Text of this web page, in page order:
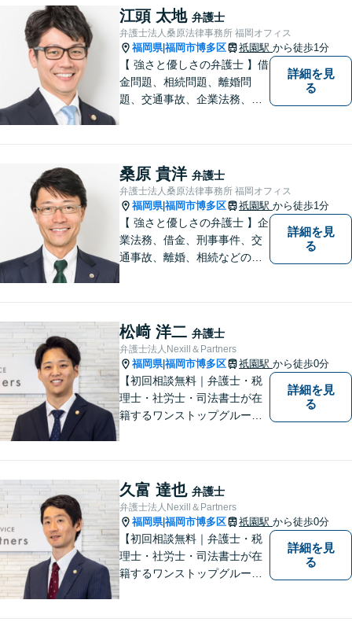
なリーガルサービスを提供い
たします。
江頭 太地 弁護士
弁護士法人桑原法律事務所 福岡オフィス
福岡県|福岡市博多区 祇園駅 から徒歩1分
【 強さと優しさの弁護士 】借
金問題、相続問題、離婚問
題、交通事故、企業法務、刑
よる迅速で最適なリーガルサ
ービスを提供いたします。
詳細を見
る
桑原 貴洋 弁護士
弁護士法人桑原法律事務所 福岡オフィス
福岡県|福岡市博多区 祇園駅 から徒歩1分
【 強さと優しさの弁護士 】企
業法務、借金、刑事事件、交
通事故、離婚、相続などのご
なリーガルサービスを提供い
たします。
詳細を見
る
松﨑 洋二 弁護士
弁護士法人Nexill＆Partners
福岡県|福岡市博多区 祇園駅 から徒歩0分
【初回相談無料｜弁護士・税
理士・社労士・司法書士が在
籍するワンストップグルー
等複数士業の知識が必要な案
件を一括して対応。九州トッ
プクラスの豊富な実績。
詳細を見
る
久富 達也 弁護士
弁護士法人Nexill＆Partners
福岡県|福岡市博多区 祇園駅 から徒歩0分
【初回相談無料｜弁護士・税
理士・社労士・司法書士が在
籍するワンストップグルー
詳細を見
る